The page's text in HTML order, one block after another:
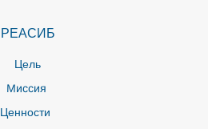
РЕАСИБ
Цель
Миссия
Ценности